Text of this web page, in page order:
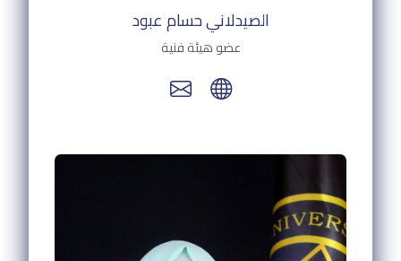
الصيدلاني حسام عبود
عضو هيئة فنية